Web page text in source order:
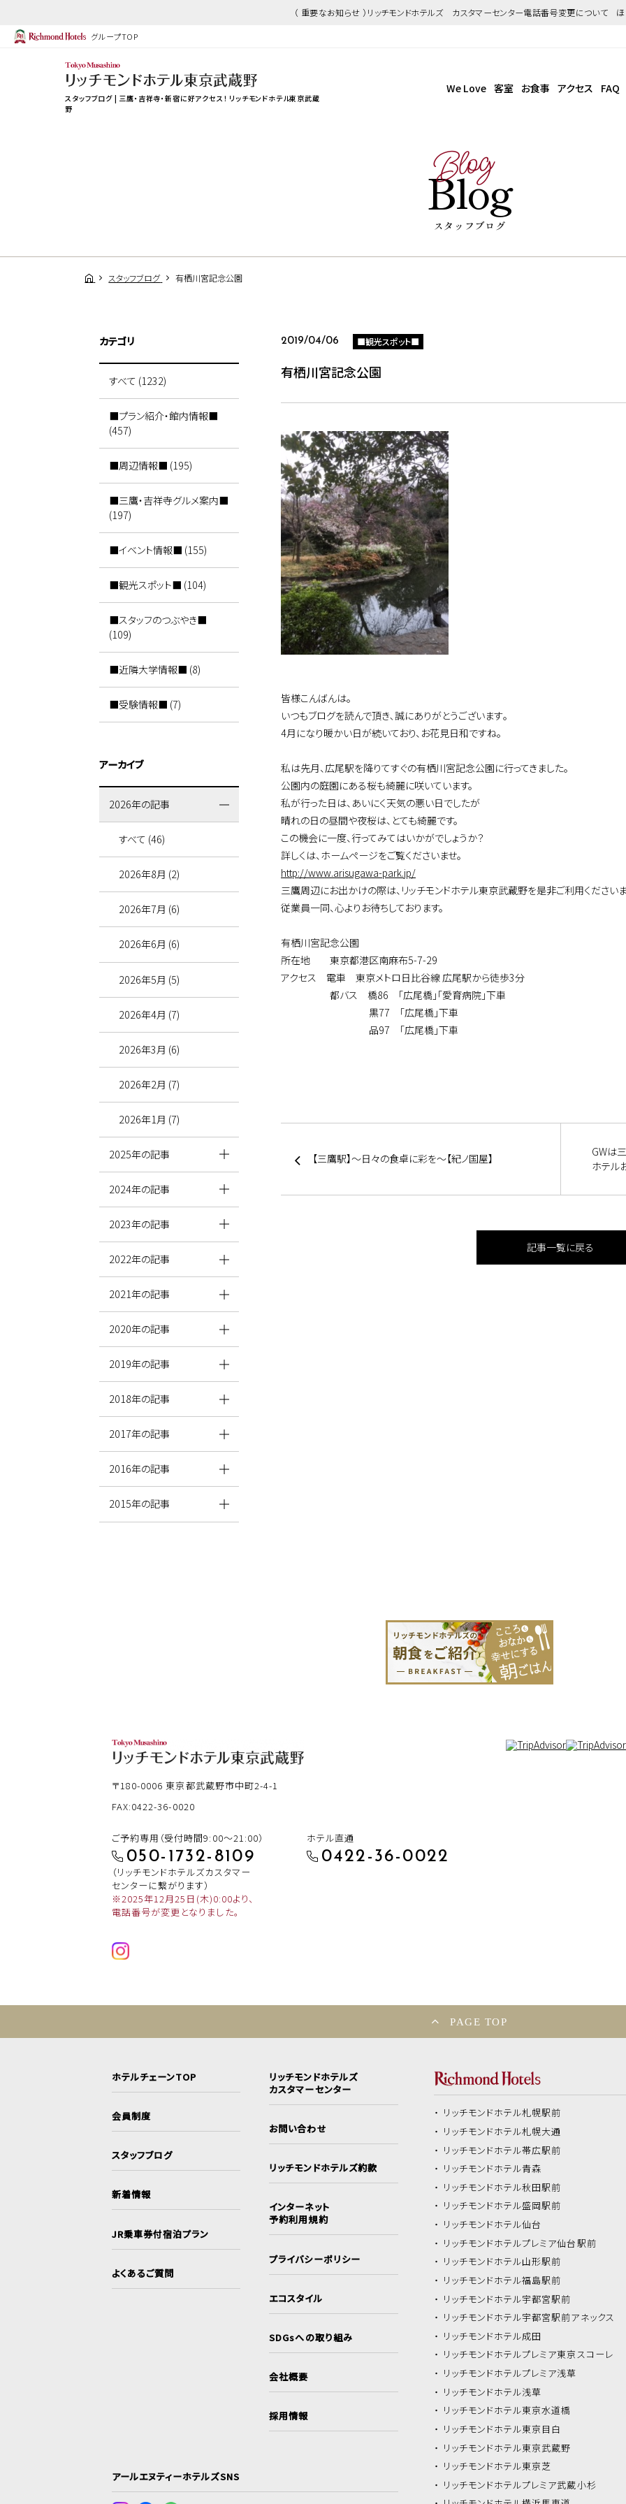
（ 重要なお知らせ ）リッチモンドホテルズ カスタマーセンター電話番号変更について
グループTOP
スタッフブログ | 三鷹・吉祥寺・新宿に好アクセス！ リッチモンドホテル東京武蔵
野
We Love 客室 お食事 アクセス FAQ
Blog
Blog
スタッフブログ
スタッフブログ 有栖川宮記念公園
2019/04/06 ■観光スポット■
有栖川宮記念公園
皆様こんばんは｡
いつもブログを読んで頂き､誠にありがとうございます｡
4月になり暖かい日が続いており、お花見日和ですね｡
私は先月、広尾駅を降りてすぐの有栖川宮記念公園に行ってきました。
公園内の庭園にある桜も綺麗に咲いています。
私が行った日は、あいにく天気の悪い日でしたが
晴れの日の昼間や夜桜は、とても綺麗です。
この機会に一度、行ってみてはいかがでしょうか？
詳しくは、ホームページをご覧くださいませ。
http://www.arisugawa-park.jp/
三鷹周辺にお出かけの際は、リッチモンドホテル東京武蔵野を是非ご利用くださいま
従業員一同、心よりお待ちしております。
有栖川宮記念公園
所在地 東京都港区南麻布5-7-29
アクセス 電車 東京メトロ日比谷線 広尾駅から徒歩3分
都バス 橋86 「広尾橋」「愛育病院」下車
黒77 「広尾橋」下車
品97 「広尾橋」下車
【三鷹駅】～日々の食卓に彩を～【紀ノ国屋】
GWは
ホテル
記事一覧に戻る
カテゴリ
すべて (1232)
■プラン紹介・館内情報■
(457)
■周辺情報■ (195)
■三鷹・吉祥寺グルメ案内■
(197)
■イベント情報■ (155)
■観光スポット■ (104)
■スタッフのつぶやき■
(109)
■近隣大学情報■ (8)
■受験情報■ (7)
アーカイブ
2026年の記事
すべて (46)
2026年8月 (2)
2026年7月 (6)
2026年6月 (6)
2026年5月 (5)
2026年4月 (7)
2026年3月 (6)
2026年2月 (7)
2026年1月 (7)
2025年の記事
2024年の記事
2023年の記事
2022年の記事
2021年の記事
2020年の記事
2019年の記事
2018年の記事
2017年の記事
2016年の記事
2015年の記事
〒180-0006東京都武蔵野市中町2-4-1
FAX:0422-36-0020
ご予約専用（受付時間9:00～21:00）
050-1732-8109
（リッチモンドホテルズカスタマー
センターに繋がります）
※2025年12月25日(木)0:00より、
電話番号が変更となりました。
ホテル直通
0422-36-0022
PAGE TOP
ホテルチェーンTOP
会員制度
スタッフブログ
新着情報
JR乗車券付宿泊プラン
よくあるご質問
リッチモンドホテルズ
カスタマーセンター
お問い合わせ
リッチモンドホテルズ約款
インターネット
予約利用規約
プライバシーポリシー
エコスタイル
SDGsへの取り組み
会社概要
採用情報
アールエヌティーホテルズSNS
リッチモンドホテル札幌駅前
リッチモンドホテル札幌大通
リッチモンドホテル帯広駅前
リッチモンドホテル青森
リッチモンドホテル秋田駅前
リッチモンドホテル盛岡駅前
リッチモンドホテル仙台
リッチモンドホテルプレミア仙台駅前
リッチモンドホテル山形駅前
リッチモンドホテル福島駅前
リッチモンドホテル宇都宮駅前
リッチモンドホテル宇都宮駅前アネックス
リッチモンドホテル成田
リッチモンドホテルプレミア東京スコーレ
リッチモンドホテルプレミア浅草
リッチモンドホテル浅草
リッチモンドホテル東京水道橋
リッチモンドホテル東京目白
リッチモンドホテル東京武蔵野
リッチモンドホテル東京芝
リッチモンドホテルプレミア武蔵小杉